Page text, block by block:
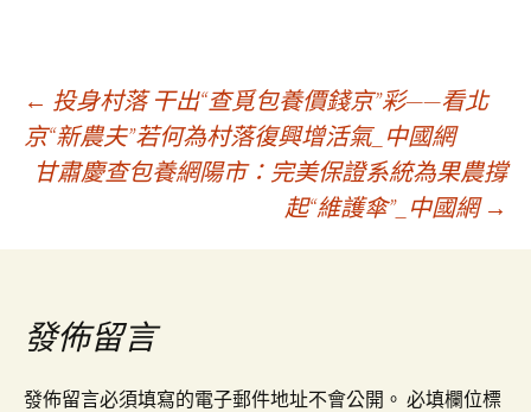
文
章
導
覽
← 投身村落 干出“查覓包養價錢京”彩——看北
京“新農夫”若何為村落復興增活氣_中國網
甘肅慶查包養網陽市：完美保證系統為果農撐
起“維護傘”_中國網 →
發佈留言
發佈留言必須填寫的電子郵件地址不會公開。 必填欄位標